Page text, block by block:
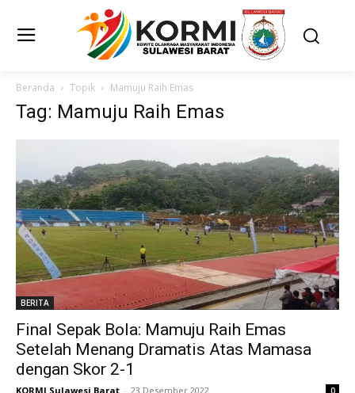
Beranda Topik Mamuju Raih Emas
Tag: Mamuju Raih Emas
BERITA
Final Sepak Bola: Mamuju Raih Emas
Setelah Menang Dramatis Atas Mamasa
dengan Skor 2-1
KORMI Sulawesi Barat - 23 Desember 2022 0